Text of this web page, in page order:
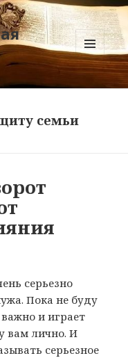
МЕНЮ
И
ВИДЖЕТЫ
семьи
серьезно
Пока не буду
и играет
вам лично. И
серьезное